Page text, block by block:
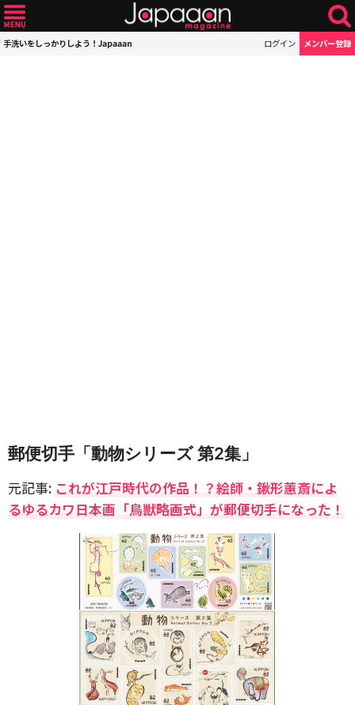
手洗いをしっかりしよう！Japaaan ログイン メンバー登録
郵便切手「動物シリーズ 第2集」
元記事: これが江戸時代の作品！？絵師・鍬形蕙斎によ
るゆるカワ日本画「鳥獣略画式」が郵便切手になった！